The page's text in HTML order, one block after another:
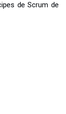
de Scrum de